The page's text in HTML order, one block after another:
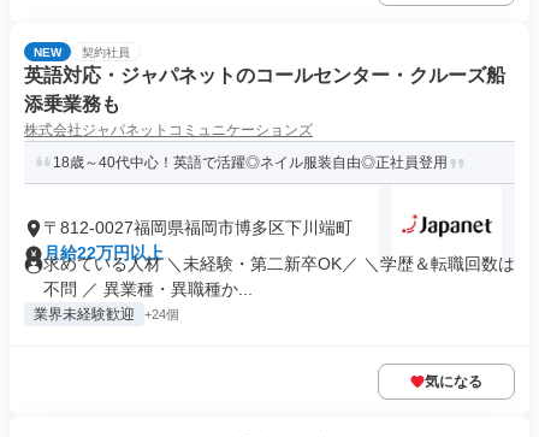
NEW 契約社員
英語対応・ジャパネットのコールセンター・クルーズ船
添乗業務も
株式会社ジャパネットコミュニケーションズ
18歳～40代中心！英語で活躍◎ネイル服装自由◎正社員登用
〒812-0027福岡県福岡市博多区下川端町
月給22万円以上
求めている人材 ＼未経験・第二新卒OK／ ＼学歴＆転職回数は
不問 ／ 異業種・異職種か...
業界未経験歓迎 +24個
気になる